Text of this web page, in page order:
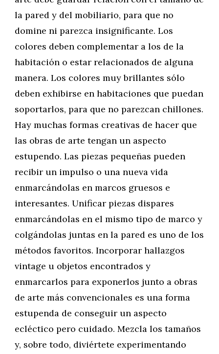
la pared y del mobiliario, para que no
domine ni parezca insignificante. Los
colores deben complementar a los de la
habitación o estar relacionados de alguna
manera. Los colores muy brillantes sólo
deben exhibirse en habitaciones que puedan
soportarlos, para que no parezcan chillones.
Hay muchas formas creativas de hacer que
las obras de arte tengan un aspecto
estupendo. Las piezas pequeñas pueden
recibir un impulso o una nueva vida
enmarcándolas en marcos gruesos e
interesantes. Unificar piezas dispares
enmarcándolas en el mismo tipo de marco y
colgándolas juntas en la pared es uno de los
métodos favoritos. Incorporar hallazgos
vintage u objetos encontrados y
enmarcarlos para exponerlos junto a obras
de arte más convencionales es una forma
estupenda de conseguir un aspecto
ecléctico pero cuidado. Mezcla los tamaños
y, sobre todo, diviértete experimentando